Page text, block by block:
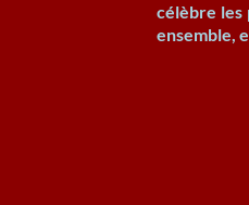
célèbre les
ensemble,